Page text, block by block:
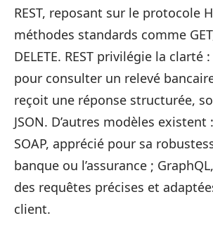
REST, reposant sur le protocole
méthodes standards comme
DELETE. REST privilégie la clarté
pour consulter un relevé
reçoit une réponse structurée,
JSON. D’autres modèles
SOAP, apprécié pour sa
banque ou l’assurance ;
des requêtes précises et
client.